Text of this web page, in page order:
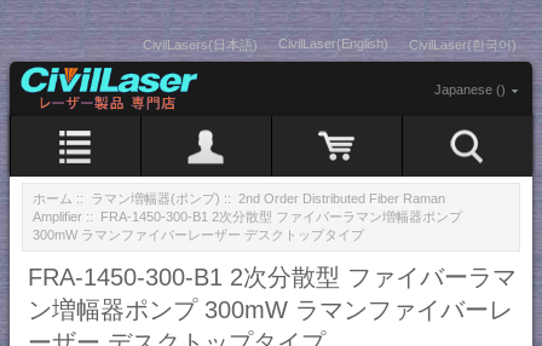
CivilLasers(日本語) CivilLaser(English) CivilLaser(한국어)
Japanese ()
ホーム :: ラマン増幅器(ポンプ) :: 2nd Order Distributed Fiber Raman
Amplifier :: FRA-1450-300-B1 2次分散型 ファイバーラマン増幅器ポンプ
300mW ラマンファイバーレーザー デスクトップタイプ
FRA-1450-300-B1 2次分散型 ファイバーラマ
ン増幅器ポンプ 300mW ラマンファイバーレ